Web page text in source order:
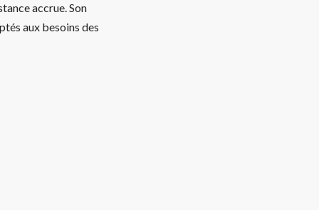
accrue. Son
aux besoins des